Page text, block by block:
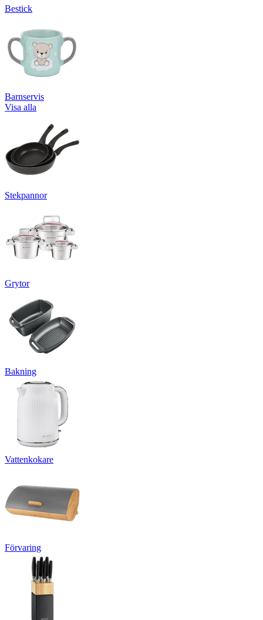
Bestick
Barnservis
Visa alla
Stekpannor
Grytor
Bakning
Vattenkokare
Förvaring